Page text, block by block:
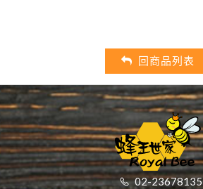
回商品列表
02-23678135